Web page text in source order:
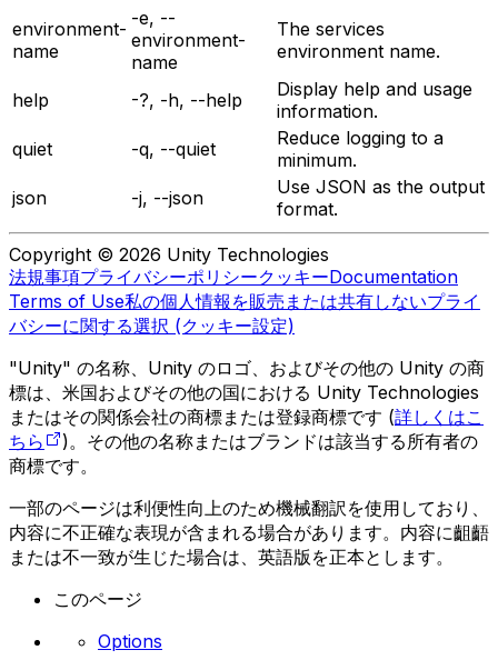
environment-
name
-e, --
environment-
name
The services
environment name.
help -?, -h, --help
Display help and usage
information.
quiet
-q, --quiet
Reduce logging to a
minimum.
json
-j, --json
Use JSON as the output
format.
Copyright © 2026 Unity Technologies
法規事項プライバシーポリシークッキーDocumentation
Terms of Use私の個人情報を販売または共有しないプライ
バシーに関する選択 (クッキー設定)
"Unity" の名称、Unity のロゴ、およびその他の Unity の商
標は、米国およびその他の国における Unity Technologies
またはその関係会社の商標または登録商標です (詳しくはこ
ちら
)。その他の名称またはブランドは該当する所有者の
商標です。
一部のページは利便性向上のため機械翻訳を使用しており、
内容に不正確な表現が含まれる場合があります。内容に齟齬
または不一致が生じた場合は、英語版を正本とします。
このページ
Options